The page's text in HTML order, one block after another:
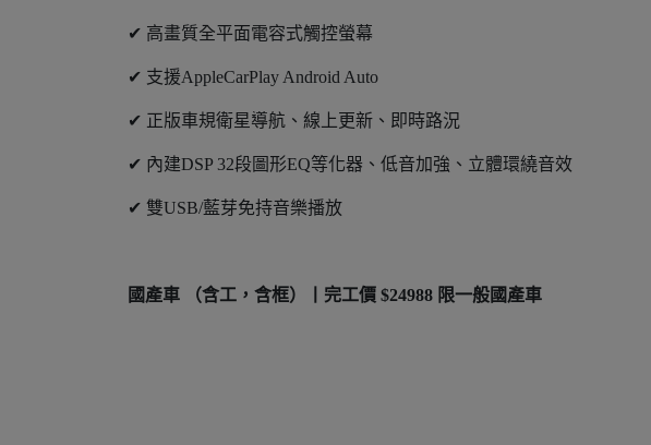
✔ 高畫質全平面電容式觸控螢幕
✔ 支援AppleCarPlay Android Auto
✔ 正版車規衛星導航、線上更新、即時路況
✔ 內建DSP 32段圖形EQ等化器、低音加強、立體環繞音效
✔ 雙USB/藍芽免持音樂播放
國產車 （含工，含框）丨完工價 $24988 限一般國產車